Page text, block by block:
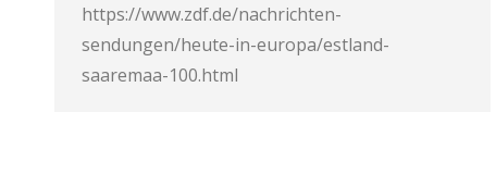
https://www.zdf.de/nachrichten-
sendungen/heute-in-europa/estland-
saaremaa-100.html